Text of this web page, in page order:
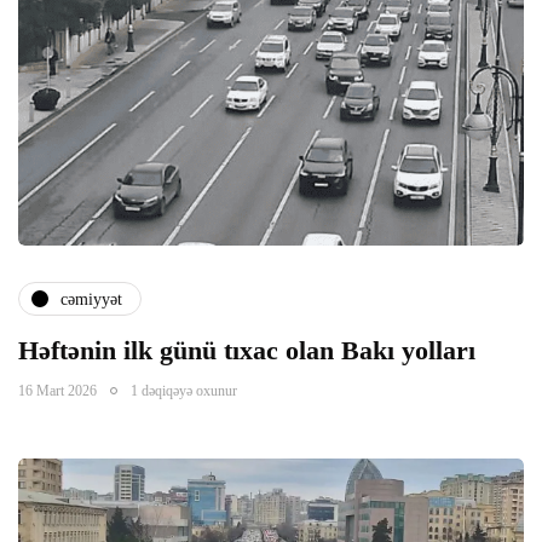
cəmiyyət
Həftənin ilk günü tıxac olan Bakı yolları
16 Mart 2026 1 dəqiqəyə oxunur